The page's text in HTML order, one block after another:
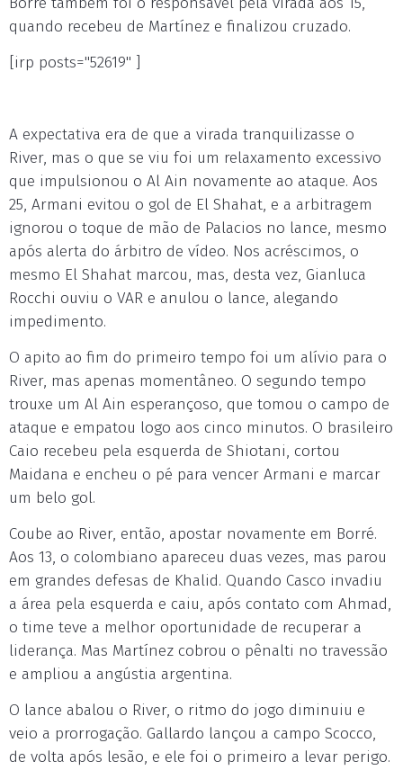
quando recebeu de Martínez e finalizou cruzado.
[irp posts="52619" ]
A expectativa era de que a virada tranquilizasse o
River, mas o que se viu foi um relaxamento excessivo
que impulsionou o Al Ain novamente ao ataque. Aos
25, Armani evitou o gol de El Shahat, e a arbitragem
ignorou o toque de mão de Palacios no lance, mesmo
após alerta do árbitro de vídeo. Nos acréscimos, o
mesmo El Shahat marcou, mas, desta vez, Gianluca
Rocchi ouviu o VAR e anulou o lance, alegando
impedimento.
O apito ao fim do primeiro tempo foi um alívio para o
River, mas apenas momentâneo. O segundo tempo
trouxe um Al Ain esperançoso, que tomou o campo de
ataque e empatou logo aos cinco minutos. O brasileiro
Caio recebeu pela esquerda de Shiotani, cortou
Maidana e encheu o pé para vencer Armani e marcar
um belo gol.
Coube ao River, então, apostar novamente em Borré.
Aos 13, o colombiano apareceu duas vezes, mas parou
em grandes defesas de Khalid. Quando Casco invadiu
a área pela esquerda e caiu, após contato com Ahmad,
o time teve a melhor oportunidade de recuperar a
liderança. Mas Martínez cobrou o pênalti no travessão
e ampliou a angústia argentina.
O lance abalou o River, o ritmo do jogo diminuiu e
veio a prorrogação. Gallardo lançou a campo Scocco,
de volta após lesão, e ele foi o primeiro a levar perigo.